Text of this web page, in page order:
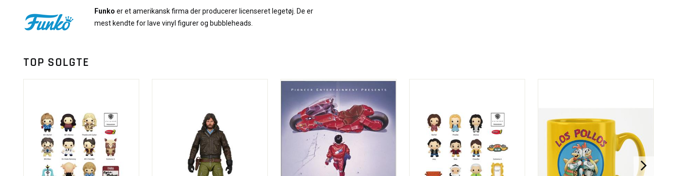
Funko er et amerikansk firma der producerer licenseret legetøj. De er
mest kendte for lave vinyl figurer og bubbleheads.
TOP SOLGTE